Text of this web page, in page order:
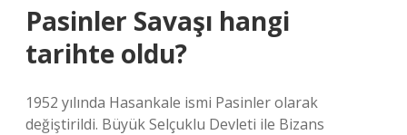
Pasinler Savaşı hangi
tarihte oldu?
1952 yılında Hasankale ismi Pasinler olarak
değiştirildi. Büyük Selçuklu Devleti ile Bizans